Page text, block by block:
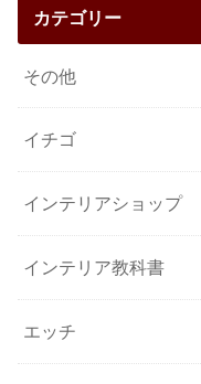
カテゴリー
その他
イチゴ
インテリアショップ
インテリア教科書
エッチ